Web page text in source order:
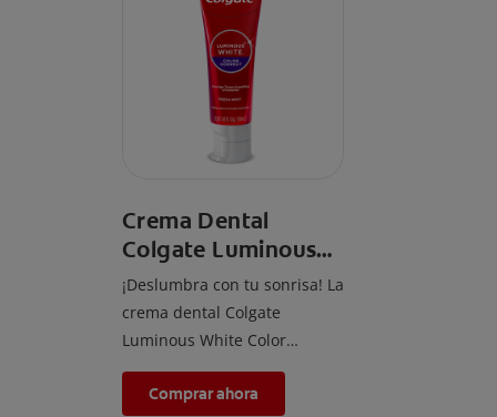
Crema Dental
Colgate Luminous
White Color Correct
¡Deslumbra con tu sonrisa! La
crema dental Colgate
Luminous White Color
Correct Fresh Mint, con flúor
y tecnología de color violeta,
Comprar ahora